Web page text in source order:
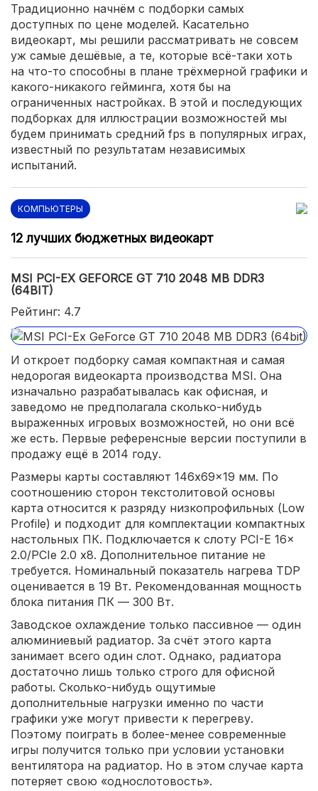
Традиционно начнём с подборки самых
доступных по цене моделей. Касательно
видеокарт, мы решили рассматривать не совсем
уж самые дешёвые, а те, которые всё-таки хоть
на что-то способны в плане трёхмерной графики и
какого-никакого гейминга, хотя бы на
ограниченных настройках. В этой и последующих
подборках для иллюстрации возможностей мы
будем принимать средний fps в популярных играх,
известный по результатам независимых
испытаний.
КОМПЬЮТЕРЫ
12 лучших бюджетных видеокарт
MSI PCI-EX GEFORCE GT 710 2048 MB DDR3
(64BIT)
Рейтинг: 4.7
И откроет подборку самая компактная и самая
недорогая видеокарта производства MSI. Она
изначально разрабатывалась как офисная, и
заведомо не предполагала сколько-нибудь
выраженных игровых возможностей, но они всё
же есть. Первые референсные версии поступили в
продажу ещё в 2014 году.
Размеры карты составляют 146x69x19 мм. По
соотношению сторон текстолитовой основы
карта относится к разряду низкопрофильных (Low
Profile) и подходит для комплектации компактных
настольных ПК. Подключается к слоту PCI-E 16x
2.0/PCIe 2.0 x8. Дополнительное питание не
требуется. Номинальный показатель нагрева TDP
оценивается в 19 Вт. Рекомендованная мощность
блока питания ПК — 300 Вт.
Заводское охлаждение только пассивное — один
алюминиевый радиатор. За счёт этого карта
занимает всего один слот. Однако, радиатора
достаточно лишь только строго для офисной
работы. Сколько-нибудь ощутимые
дополнительные нагрузки именно по части
графики уже могут привести к перегреву.
Поэтому поиграть в более-менее современные
игры получится только при условии установки
вентилятора на радиатор. Но в этом случае карта
потеряет свою «однослотовость».